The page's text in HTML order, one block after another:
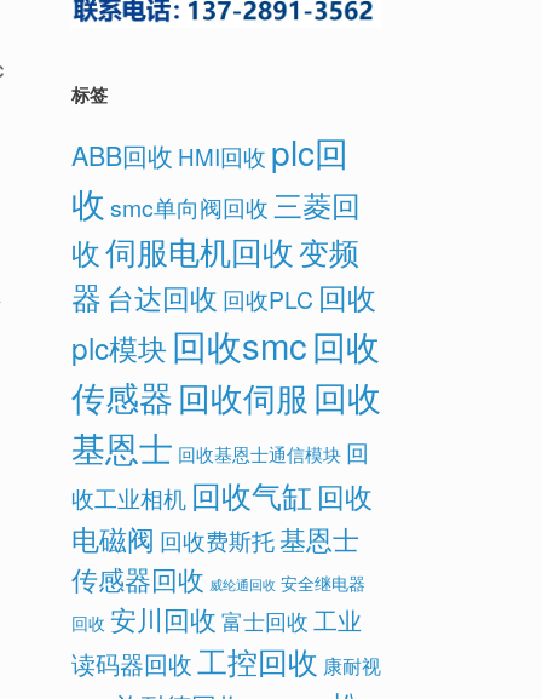
标签
ABB回收 HMI回收 plc回
收 smc单向阀回收三菱回
收伺服电机回收变频
器 台达回收 回收PLC 回收
plc模块 回收smc回收
传感器回收伺服 回收
基恩士 回收基恩士通信模块 回
收工业相机 回收气缸 回收
电磁阀 回收费斯托基恩士
传感器回收 威纶通回收 安全继电器
回收 安川回收 富士回收 工业
读码器回收工控回收 康耐视